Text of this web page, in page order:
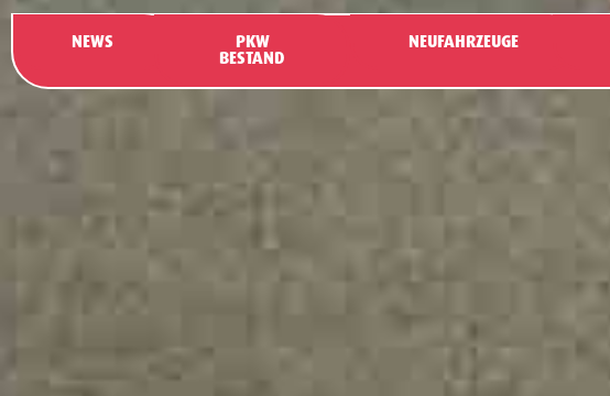
NEWS PKW
BESTAND
NEUFAHRZEUGE